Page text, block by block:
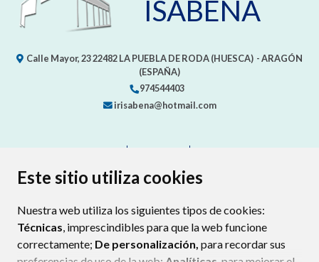
Este sitio utiliza cookies
Nuestra web utiliza los siguientes tipos de cookies:
Técnicas, imprescindibles para que la web funcione
correctamente; De personalización, para recordar sus
ISÁBENA
Calle Mayor, 2322482LA PUEBLA DE RODA (HUESCA) - ARAGÓN
(ESPAÑA)
974544403
irisabena@hotmail.com
PROTECCIÓN DE DATOS
POLÍTICA DE COOKIES